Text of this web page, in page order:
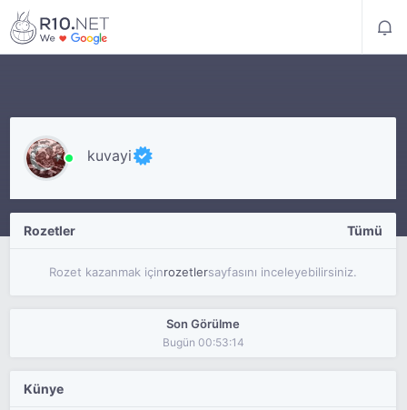
kuvayi
Rozetler Tümü
Rozet kazanmak içinrozetlersayfasını inceleyebilirsiniz.
Son Görülme
Bugün 00:53:14
Künye